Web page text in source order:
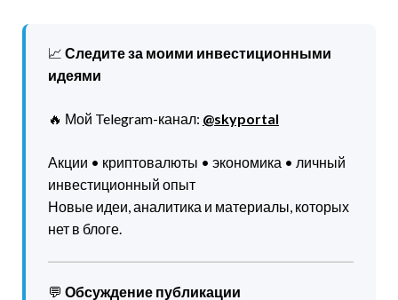
📈 Следите за моими инвестиционными
идеями
🔥 Мой Telegram-канал: @skyportal
Акции • криптовалюты • экономика • личный
инвестиционный опыт
Новые идеи, аналитика и материалы, которых
нет в блоге.
💬 Обсуждение публикации